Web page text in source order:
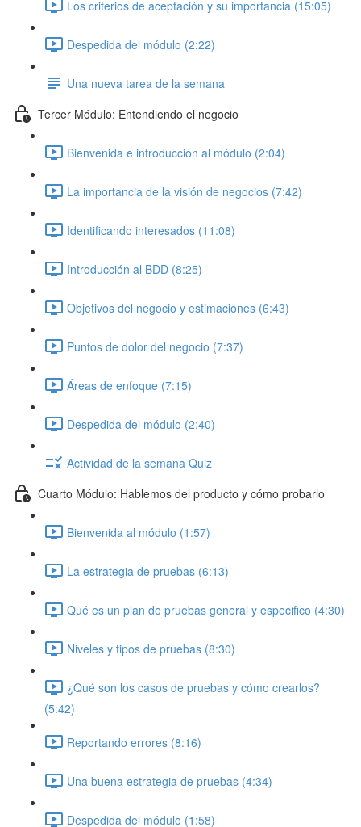
Los criterios de aceptación y su importancia (15:05)
Despedida del módulo (2:22)
Una nueva tarea de la semana
Tercer Módulo: Entendiendo el negocio
Bienvenida e introducción al módulo (2:04)
La importancia de la visión de negocios (7:42)
Identificando interesados (11:08)
Introducción al BDD (8:25)
Objetivos del negocio y estimaciones (6:43)
Puntos de dolor del negocio (7:37)
Áreas de enfoque (7:15)
Despedida del módulo (2:40)
Actividad de la semana Quiz
Cuarto Módulo: Hablemos del producto y cómo probarlo
Bienvenida al módulo (1:57)
La estrategia de pruebas (6:13)
Qué es un plan de pruebas general y especifico (4:30)
Niveles y tipos de pruebas (8:30)
¿Qué son los casos de pruebas y cómo crearlos?
(5:42)
Reportando errores (8:16)
Una buena estrategia de pruebas (4:34)
Despedida del módulo (1:58)